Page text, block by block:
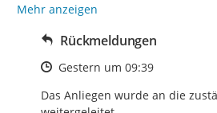
Mehr anzeigen
Rückmeldungen
Zeitpunkt des Erstellens
Gestern um 09:39
Das Anliegen wurde an die